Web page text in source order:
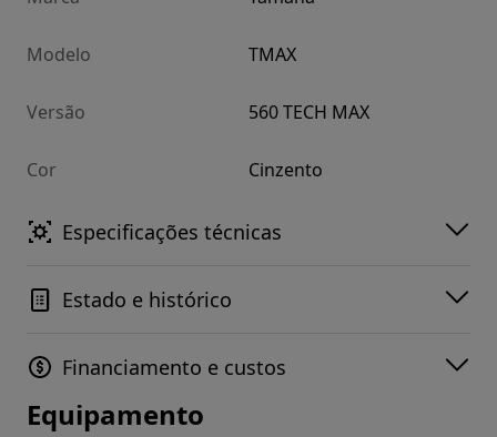
Modelo TMAX
Versão 560 TECH MAX
Cor Cinzento
Especificações técnicas
Estado e histórico
Financiamento e custos
Equipamento